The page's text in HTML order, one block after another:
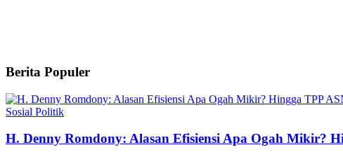
Berita Populer
Sosial Politik
H. Denny Romdony: Alasan Efisiensi Apa Ogah Mikir?